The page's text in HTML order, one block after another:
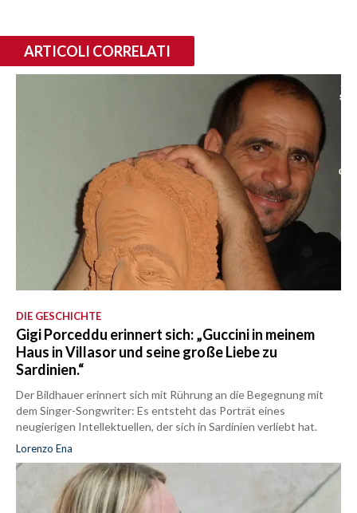
ARTICOLI CORRELATI
DIE GESCHICHTE
Gigi Porceddu erinnert sich: „Guccini in meinem
Haus in Villasor und seine große Liebe zu
Sardinien.“
Der Bildhauer erinnert sich mit Rührung an die Begegnung mit
dem Singer-Songwriter: Es entsteht das Porträt eines
neugierigen Intellektuellen, der sich in Sardinien verliebt hat.
Lorenzo Ena